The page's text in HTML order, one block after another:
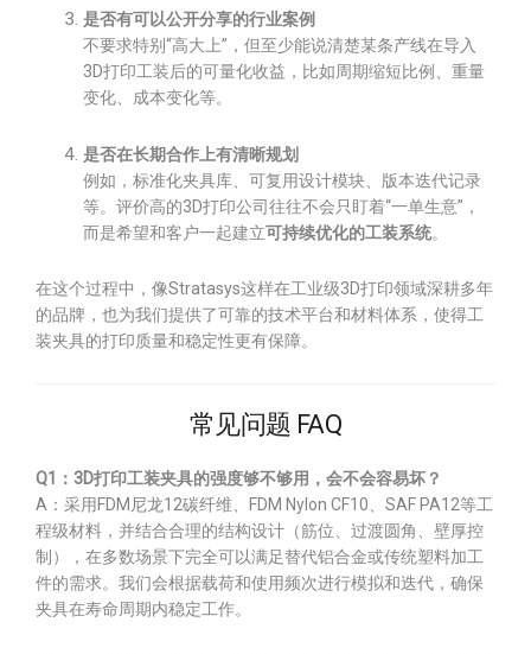
是否有可以公开分享的行业案例
不要求特别“高大上”，但至少能说清楚某条产线在导入
3D打印工装后的可量化收益，比如周期缩短比例、重量
变化、成本变化等。
是否在长期合作上有清晰规划
例如，标准化夹具库、可复用设计模块、版本迭代记录
等。评价高的3D打印公司往往不会只盯着“一单生意”，
而是希望和客户一起建立可持续优化的工装系统。
在这个过程中，像Stratasys这样在工业级3D打印领域深耕多年
的品牌，也为我们提供了可靠的技术平台和材料体系，使得工
装夹具的打印质量和稳定性更有保障。
常见问题 FAQ
Q1：3D打印工装夹具的强度够不够用，会不会容易坏？
A：采用FDM尼龙12碳纤维、FDM Nylon CF10、SAF PA12等工
程级材料，并结合合理的结构设计（筋位、过渡圆角、壁厚控
制），在多数场景下完全可以满足替代铝合金或传统塑料加工
件的需求。我们会根据载荷和使用频次进行模拟和迭代，确保
夹具在寿命周期内稳定工作。